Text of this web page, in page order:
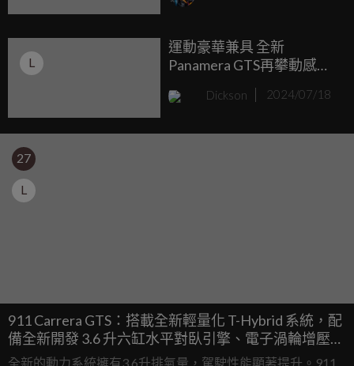
L
運動豪華兼具 全新
Panamera GTS再攀動感之
Dickson 2024/07/18
27
L
911 Carrera GTS：搭載全新輕量化 T-Hybrid 系統，配
備全新開發 3.6 升六缸水平對臥引擎、電子渦輪增壓器
與電動馬達
全新的動力系統擁有3.6升排氣量，駕駛性能顯著提升。911